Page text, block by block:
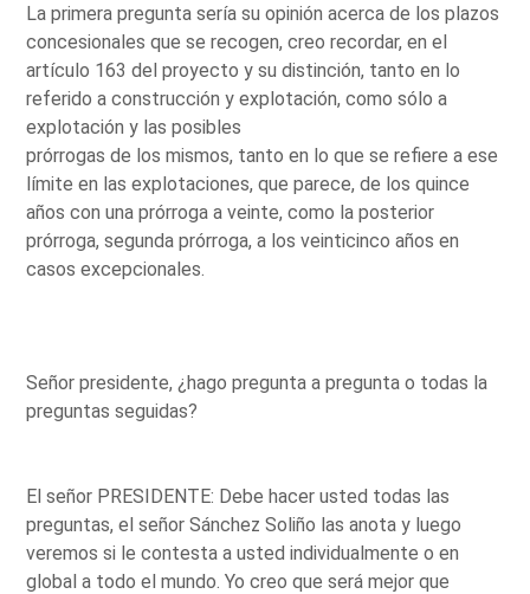
La primera pregunta sería su opinión acerca de los plazos
concesionales que se recogen, creo recordar, en el
artículo 163 del proyecto y su distinción, tanto en lo
referido a construcción y explotación, como sólo a
explotación y las posibles
prórrogas de los mismos, tanto en lo que se refiere a ese
límite en las explotaciones, que parece, de los quince
años con una prórroga a veinte, como la posterior
prórroga, segunda prórroga, a los veinticinco años en
casos excepcionales.
Señor presidente, ¿hago pregunta a pregunta o todas la
preguntas seguidas?
El señor PRESIDENTE: Debe hacer usted todas las
preguntas, el señor Sánchez Soliño las anota y luego
veremos si le contesta a usted individualmente o en
global a todo el mundo. Yo creo que será mejor que